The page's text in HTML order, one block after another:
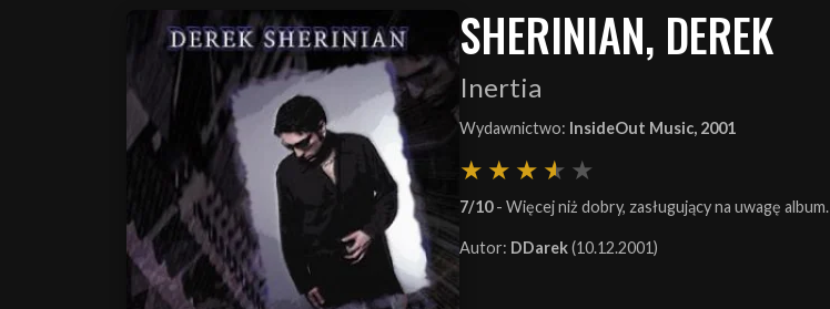
SHERINIAN, DEREK
Inertia
Wydawnictwo: InsideOut Music, 2001
7/10- Więcej niż dobry, zasługujący na uwagę album.
Autor: DDarek(10.12.2001)